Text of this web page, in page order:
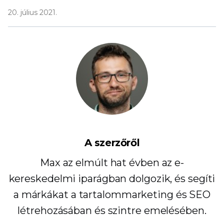
20. július 2021.
A szerzőről
Max az elmúlt hat évben az e-
kereskedelmi iparágban dolgozik, és segíti
a márkákat a tartalommarketing és SEO
létrehozásában és szintre emelésében.